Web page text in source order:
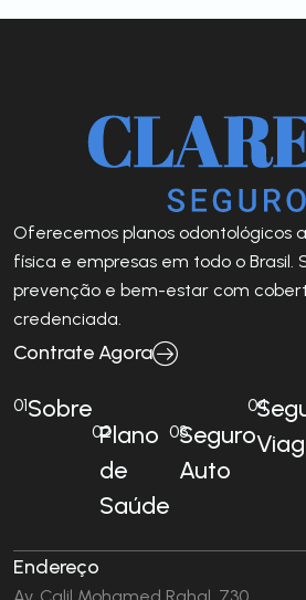
Oferecemos planos odontológicos
física e empresas em todo o Brasil.
prevenção e bem-estar com
credenciada.
Contrate Agora
01Sobre
02Plano
de
Saúde
03Seguro
Auto
04
Endereço